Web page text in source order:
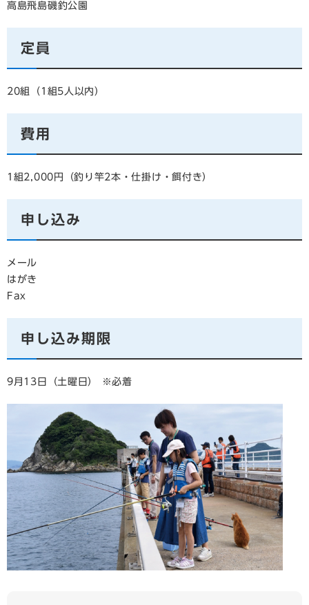
高島飛島磯釣公園
定員
20組（1組5人以内）
費用
1組2,000円（釣り竿2本・仕掛け・餌付き）
申し込み
メール
はがき
Fax
申し込み期限
9月13日（土曜日） ※必着